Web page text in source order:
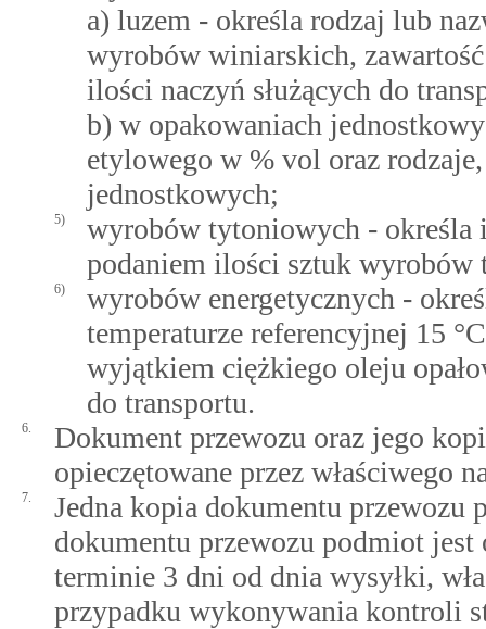
a) luzem - określa rodzaj lub
wyrobów winiarskich,
ilości naczyń służących do
b) w opakowaniach
etylowego w % vol oraz
jednostkowych;
5)
wyrobów tytoniowych - określa
podaniem ilości sztuk
6)
wyrobów energetycznych -
temperaturze referencyjnej 15
wyjątkiem ciężkiego oleju
do transportu.
6.
Dokument przewozu oraz jego
opieczętowane przez właściwego
7.
Jedna kopia dokumentu przewozu
dokumentu przewozu podmiot jest
terminie 3 dni od dnia wysyłki,
przypadku wykonywania kontroli